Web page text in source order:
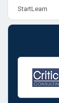
StartLearn